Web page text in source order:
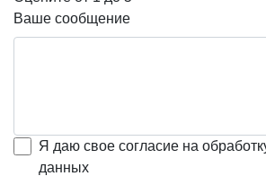
Ваше сообщение
Я даю свое согласие на
данных